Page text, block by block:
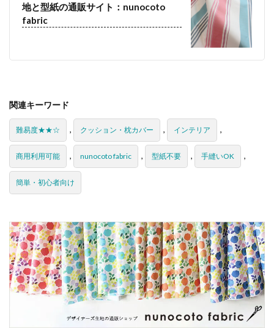
地と型紙の通販サイト：nunocoto
fabric
関連キーワード
難易度★★☆ , クッション・枕カバー , インテリア ,
商用利用可能 , nunocoto fabric , 型紙不要 , 手縫いOK ,
簡単・初心者向け